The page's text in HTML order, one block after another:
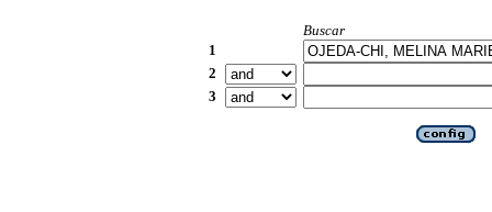
Buscar
1
2
3